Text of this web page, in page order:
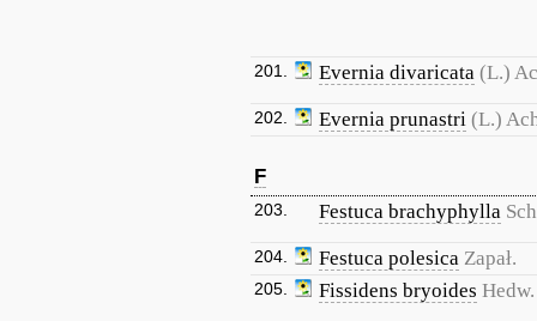
201. Evernia divaricata (L.)
202. Evernia prunastri (L.)
F
203. Festuca brachyphylla
204. Festuca polesica Zapał.
205. Fissidens bryoides Hedw.